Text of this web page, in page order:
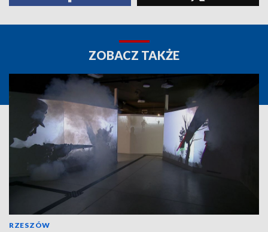
ZOBACZ TAKŻE
RZESZÓW